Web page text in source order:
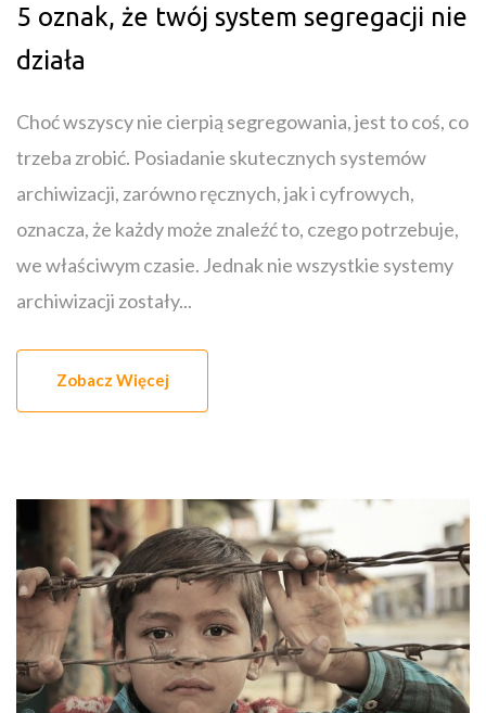
5 oznak, że twój system segregacji nie
działa
Choć wszyscy nie cierpią segregowania, jest to coś, co
trzeba zrobić. Posiadanie skutecznych systemów
archiwizacji, zarówno ręcznych, jak i cyfrowych,
oznacza, że każdy może znaleźć to, czego potrzebuje,
we właściwym czasie. Jednak nie wszystkie systemy
archiwizacji zostały...
Zobacz Więcej